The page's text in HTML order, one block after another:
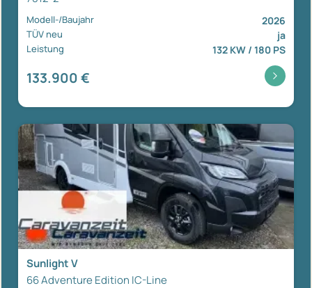
Modell-/Baujahr 2026
TÜV neu ja
Leistung 132 KW / 180 PS
133.900 €
Sunlight V
66 Adventure Edition IC-Line